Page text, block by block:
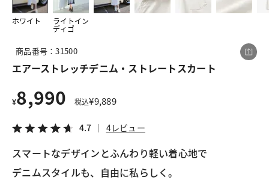
ホワイト ライトイン
ディゴ
1 12
商品番号：31500
エアーストレッチデニム・ストレートスカート
¥8,990 税込¥9,889
4.7 4レビュー
スマートなデザインとふんわり軽い着心地で
デニムスタイルも、自由に私らしく。
この商品をシェアする
エアーストレッチデニム・ストレートスカート
4.7 4レビュー